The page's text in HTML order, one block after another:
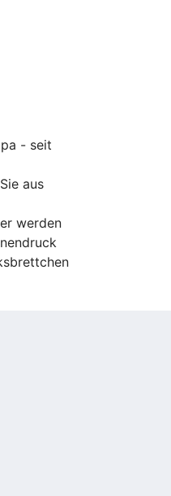
- seit
aus
werden